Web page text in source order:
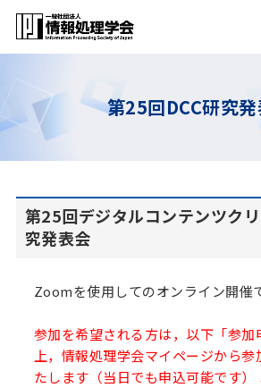
第25回DCC研究
第25回デジタルコンテンツク
究発表会
Zoomを使用してのオンライン開催
参加を希望される方は，以下「参加
上，情報処理学会マイページから
たします（当日でも申込可能です）